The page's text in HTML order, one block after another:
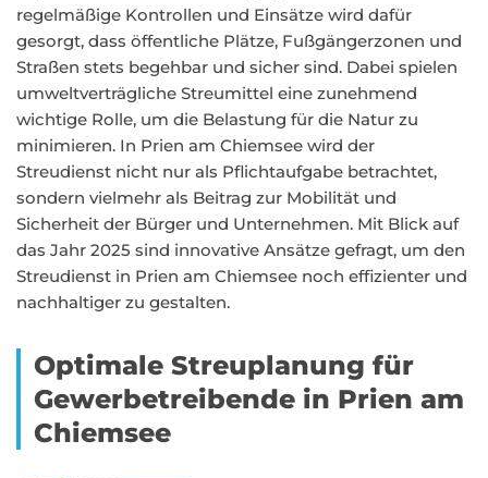
regelmäßige Kontrollen und Einsätze wird dafür
gesorgt, dass öffentliche Plätze, Fußgängerzonen und
Straßen stets begehbar und sicher sind. Dabei spielen
umweltverträgliche Streumittel eine zunehmend
wichtige Rolle, um die Belastung für die Natur zu
minimieren. In Prien am Chiemsee wird der
Streudienst nicht nur als Pflichtaufgabe betrachtet,
sondern vielmehr als Beitrag zur Mobilität und
Sicherheit der Bürger und Unternehmen. Mit Blick auf
das Jahr 2025 sind innovative Ansätze gefragt, um den
Streudienst in Prien am Chiemsee noch effizienter und
nachhaltiger zu gestalten.
Optimale Streuplanung für
Gewerbetreibende in Prien am
Chiemsee